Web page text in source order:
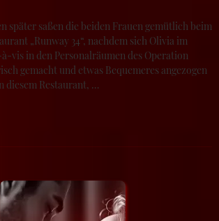
später saßen die beiden Frauen gemütlich beim
„Runway 34“, nachdem sich Olivia im
vis in den Personalräumen des Operation
gemacht und etwas Bequemeres angezogen
diesem Restaurant, …